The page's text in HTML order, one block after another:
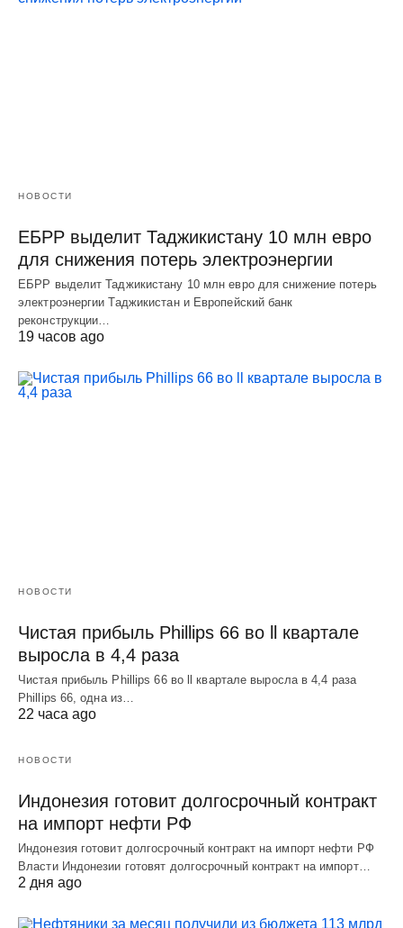
НОВОСТИ
ЕБРР выделит Таджикистану 10 млн евро
для снижения потерь электроэнергии
ЕБРР выделит Таджикистану 10 млн евро для снижение потерь
электроэнергии Таджикистан и Европейский банк
реконструкции…
19 часов ago
НОВОСТИ
Чистая прибыль Phillips 66 во ll квартале
выросла в 4,4 раза
Чистая прибыль Phillips 66 во ll квартале выросла в 4,4 раза
Phillips 66, одна из…
22 часа ago
НОВОСТИ
Индонезия готовит долгосрочный контракт
на импорт нефти РФ
Индонезия готовит долгосрочный контракт на импорт нефти РФ
Власти Индонезии готовят долгосрочный контракт на импорт…
2 дня ago